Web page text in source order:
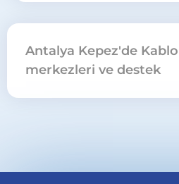
Antalya Kepez'de
merkezleri ve destek